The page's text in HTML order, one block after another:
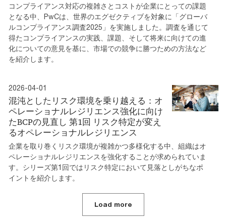
コンプライアンス対応の複雑さとコストが企業にとっての課題
となる中、PwCは、世界のエグゼクティブを対象に「グローバ
ルコンプライアンス調査2025」を実施しました。調査を通じて
得たコンプライアンスの実践、課題、そして将来に向けての進
化についての意見を基に、市場での競争に勝つための方法など
を紹介します。
2026-04-01
混沌としたリスク環境を乗り越える：オ
ペレーショナルレジリエンス強化に向け
たBCPの見直し 第1回 リスク特定が変え
るオペレーショナルレジリエンス
企業を取り巻くリスク環境が複雑かつ多様化する中、組織はオ
ペレーショナルレジリエンスを強化することが求められていま
す。シリーズ第1回ではリスク特定において見落としがちなポ
イントを紹介します。
Load more